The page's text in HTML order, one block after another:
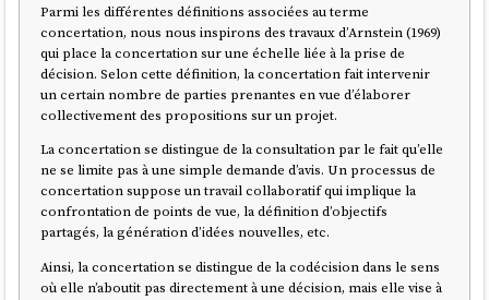
Parmi les différentes définitions associées au terme
concertation, nous nous inspirons des travaux d’Arnstein (1969)
qui place la concertation sur une échelle liée à la prise de
décision. Selon cette définition, la concertation fait intervenir
un certain nombre de parties prenantes en vue d’élaborer
collectivement des propositions sur un projet.
La concertation se distingue de la consultation par le fait qu’elle
ne se limite pas à une simple demande d’avis. Un processus de
concertation suppose un travail collaboratif qui implique la
confrontation de points de vue, la définition d’objectifs
partagés, la génération d’idées nouvelles, etc.
Ainsi, la concertation se distingue de la codécision dans le sens
où elle n’aboutit pas directement à une décision, mais elle vise à